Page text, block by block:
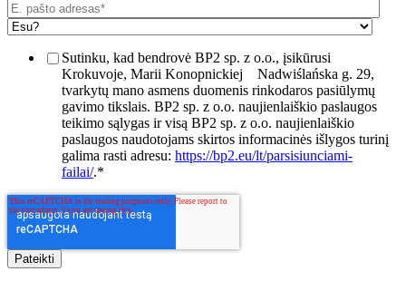
Sutinku, kad bendrovė BP2 sp. z o.o., įsikūrusi
Krokuvoje, Marii Konopnickiej
Nadwiślańska g. 29,
tvarkytų mano asmens duomenis rinkodaros pasiūlymų
gavimo tikslais. BP2 sp. z o.o. naujienlaiškio paslaugos
teikimo sąlygas ir visą BP2 sp. z o.o. naujienlaiškio
paslaugos naudotojams skirtos informacinės išlygos turinį
galima rasti adresu: https://bp2.eu/lt/parsisiunciami-
failai/.*